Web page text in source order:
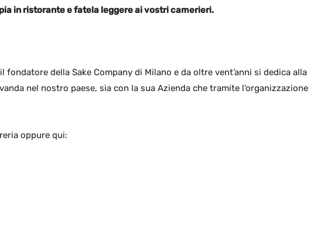
in ristorante e fatela leggere ai vostri camerieri.
fondatore della Sake Company di Milano e da oltre vent’anni si dedica alla
nel nostro paese, sia con la sua Azienda che tramite l’organizzazione
oppure qui: